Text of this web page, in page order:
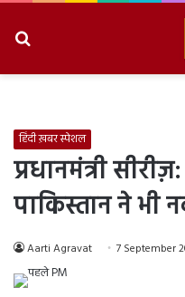
हिंदी ख़बर स्पेशल
प्रधानमंत्री
पाकिस्तान ने भी
Aarti Agravat 7 September